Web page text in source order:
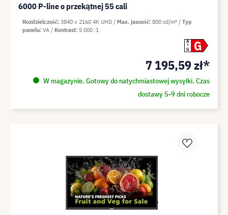
6000 P-line o przekątnej 55 cali
A
G
G
7 195,59 zł*
W magazynie. Gotowy do natychmiastowej wysyłki. Czas
dostawy 5-9 dni robocze
Rozdzielczość 3840 x 2160 4K UHD Max. jasność 800 cd/m²
Typ
panelu VA Kontrast 5 000 :1